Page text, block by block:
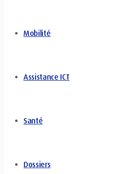
Mobilité
Assistance ICT
Santé
Dossiers